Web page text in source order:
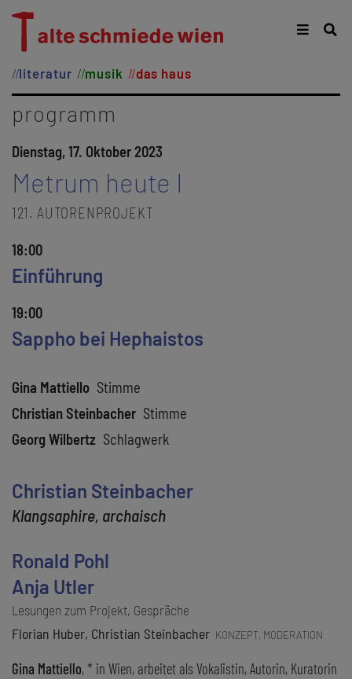
literatur musik das haus
programm
Dienstag, 17. Oktober 2023
Metrum heute I
121. AUTORENPROJEKT
18:00
Einführung
19:00
Sappho bei Hephaistos
Gina Mattiello Stimme
Christian Steinbacher Stimme
Georg Wilbertz Schlagwerk
Christian Steinbacher
Klangsaphire, archaisch
Ronald Pohl
Anja Utler
Lesungen zum Projekt, Gespräche
Florian Huber, Christian Steinbacher KONZEPT, MODERATION
Gina Mattiello, * in Wien, arbeitet als Vokalistin, Autorin, Kuratorin